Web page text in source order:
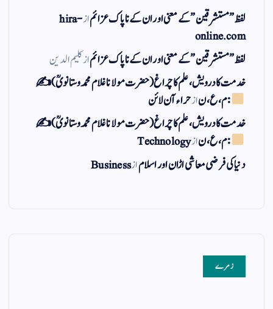
لفظ ” مستشرقین ” کے معنی اور ان کے نا پاک عزائمازhira-
online.com
لفظ ” مستشرقین ” کے معنی اور ان کے نا پاک عزائمازکلیم الدین
خدمت کا درویش، علم کا چراغ(حضرت مولانا غلام محمد وستانویؒ)✍
: م ، ع ، نازحراء آن لائن
خدمت کا درویش، علم کا چراغ(حضرت مولانا غلام محمد وستانویؒ)✍
: م ، ع ، نازTechnology
دنیا کی فرضی معاشی اڑان اور اسلامازBusiness
زمرے